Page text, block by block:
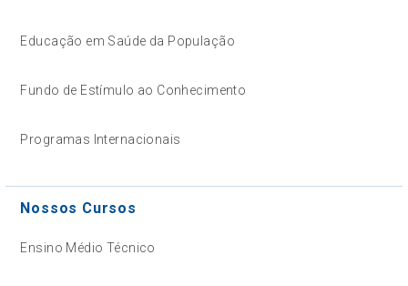
Educação em Saúde da População
Fundo de Estímulo ao Conhecimento
Programas Internacionais
Nossos Cursos
Ensino Médio Técnico